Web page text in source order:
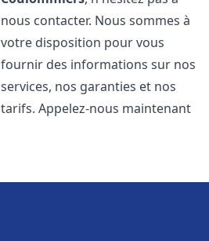
nous contacter. Nous sommes à
votre disposition pour vous
fournir des informations sur nos
services, nos garanties et nos
tarifs. Appelez-nous maintenant